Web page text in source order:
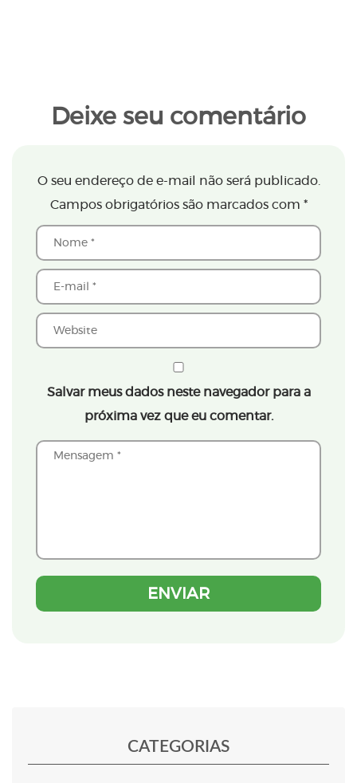
Deixe seu comentário
O seu endereço de e-mail não será publicado.
Campos obrigatórios são marcados com *
Salvar meus dados neste navegador para a
próxima vez que eu comentar.
CATEGORIAS